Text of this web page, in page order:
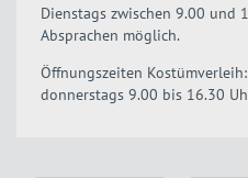
Dienstags zwischen 9.00 und
Absprachen möglich.
Öffnungszeiten Kostümverleih:
donnerstags 9.00 bis 16.30